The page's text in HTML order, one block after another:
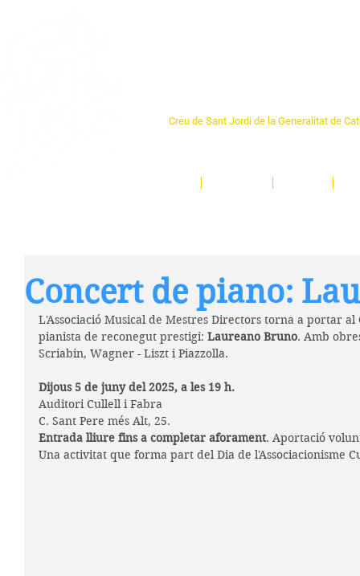
Creu de Sant Jordi de la Generalitat de
Concert de piano:
L'Associació Musical de Mestres Directors torna a portar
pianista de reconegut prestigi: Laureano Bruno. Amb
Scriabin, Wagner - Liszt i Piazzolla.
Dijous 5 de juny del 2025, a les 19 h.
Auditori Cullell i Fabra
C. Sant Pere més Alt, 25.
Entrada lliure fins a completar aforament. Aportació
Una activitat que forma part del Dia de l'Associacionisme